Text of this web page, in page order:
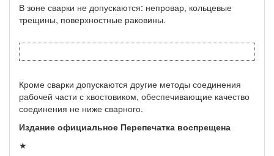
В зоне сварки не допускаются: непровар, кольцевые
трещины, поверхностные раковины.
Кроме сварки допускаются другие методы соединения
рабочей части с хвостовиком, обеспечивающие качество
соединения не ни­же сварного.
Издание официальное Перепечатка воспрещена
★